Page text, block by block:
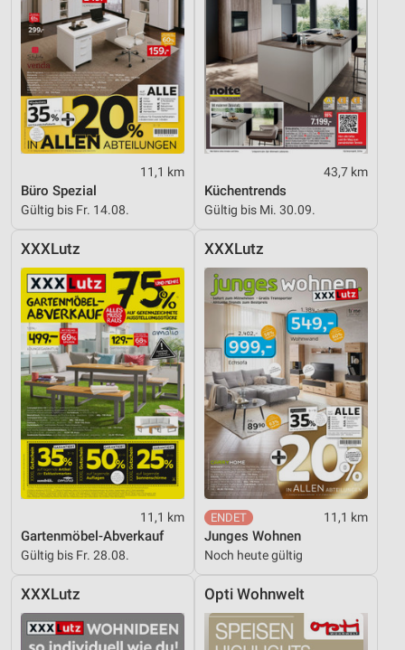
11,1 km
Büro Spezial
Gültig bis Fr. 14.08.
43,7 km
Küchentrends
Gültig bis Mi. 30.09.
XXXLutz
11,1 km
Gartenmöbel-Abverkauf
Gültig bis Fr. 28.08.
XXXLutz
11,1 km
Junges Wohnen
Noch heute gültig
XXXLutz Opti Wohnwelt